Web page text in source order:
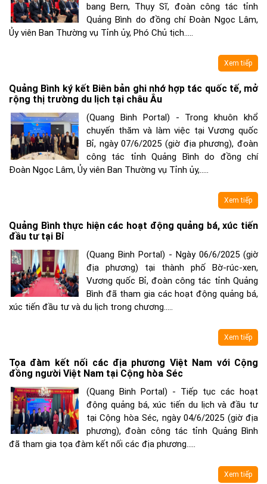
bang Bern, Thụy Sĩ, đoàn công tác tỉnh
Quảng Bình do đồng chí Đoàn Ngọc Lâm,
Ủy viên Ban Thường vụ Tỉnh ủy, Phó Chủ tịch.....
Xem tiếp
Quảng Bình ký kết Biên bản ghi nhớ hợp tác quốc tế, mở
rộng thị trường du lịch tại châu Âu
(Quang Binh Portal) - Trong khuôn khổ
chuyến thăm và làm việc tại Vương quốc
Bỉ, ngày 07/6/2025 (giờ địa phương), đoàn
công tác tỉnh Quảng Bình do đồng chí
Đoàn Ngọc Lâm, Ủy viên Ban Thường vụ Tỉnh ủy,.....
Xem tiếp
Quảng Bình thực hiện các hoạt động quảng bá, xúc tiến
đầu tư tại Bỉ
(Quang Binh Portal) - Ngày 06/6/2025 (giờ
địa phương) tại thành phố Bờ-rúc-xen,
Vương quốc Bỉ, đoàn công tác tỉnh Quảng
Bình đã tham gia các hoạt động quảng bá,
xúc tiến đầu tư và du lịch trong chương.....
Xem tiếp
Tọa đàm kết nối các địa phương Việt Nam với Cộng
đồng người Việt Nam tại Cộng hòa Séc
(Quang Binh Portal) - Tiếp tục các hoạt
động quảng bá, xúc tiến du lịch và đầu tư
tại Cộng hòa Séc, ngày 04/6/2025 (giờ địa
phương), đoàn công tác tỉnh Quảng Bình
đã tham gia tọa đàm kết nối các địa phương.....
Xem tiếp